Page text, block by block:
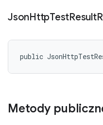
JsonHttpTestResult
public
Metody